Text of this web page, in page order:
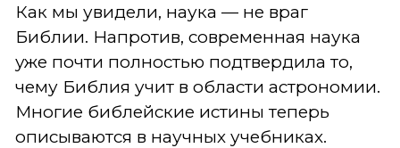
Как мы увидели, наука — не враг
Библии. Напротив, современная наука
уже почти полностью подтвердила то,
чему Библия учит в области астрономии.
Многие библейские истины теперь
описываются в научных учебниках.